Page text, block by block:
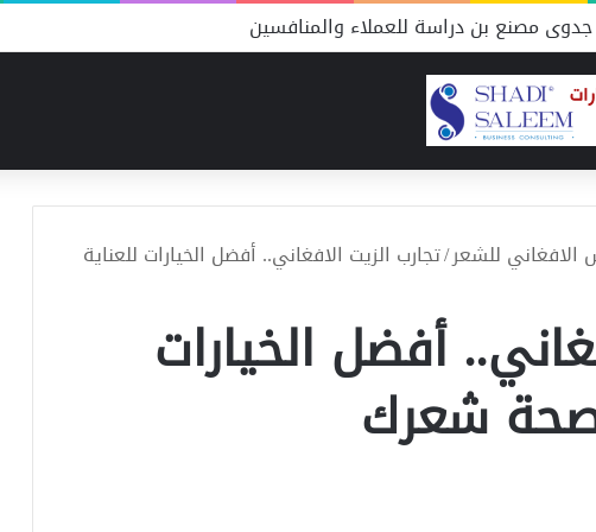
مصنع بن دراسة للعملاء والمنافسين
للشعر/تجارب الزيت الافغاني.. أفضل الخيارات للعناية
أفضل الخيارات
شعرك